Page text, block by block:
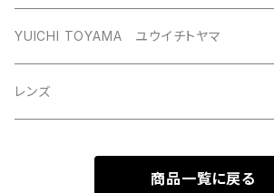
YUICHI TOYAMA ユウイチトヤマ
レンズ
商品一覧に戻る